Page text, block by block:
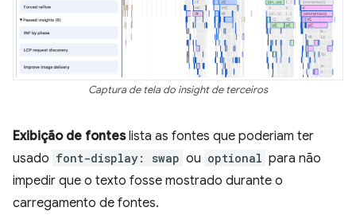
Captura de tela do insight de terceiros
Exibição de fonteslista as fontes que poderiam ter
usado font-display: swap ou optional para não
impedir que o texto fosse mostrado durante o
carregamento de fontes.